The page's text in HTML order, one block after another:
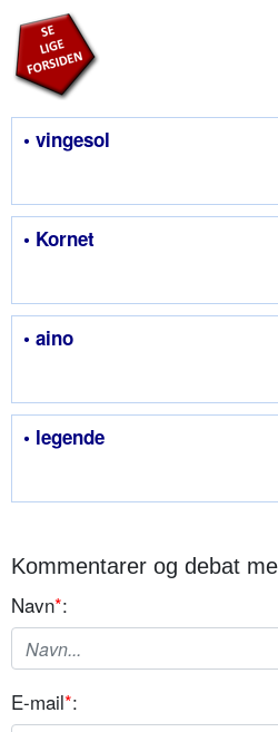
• vingesol
• Kornet
• aino
• legende
Kommentarer og debat
Navn*:
E-mail*: